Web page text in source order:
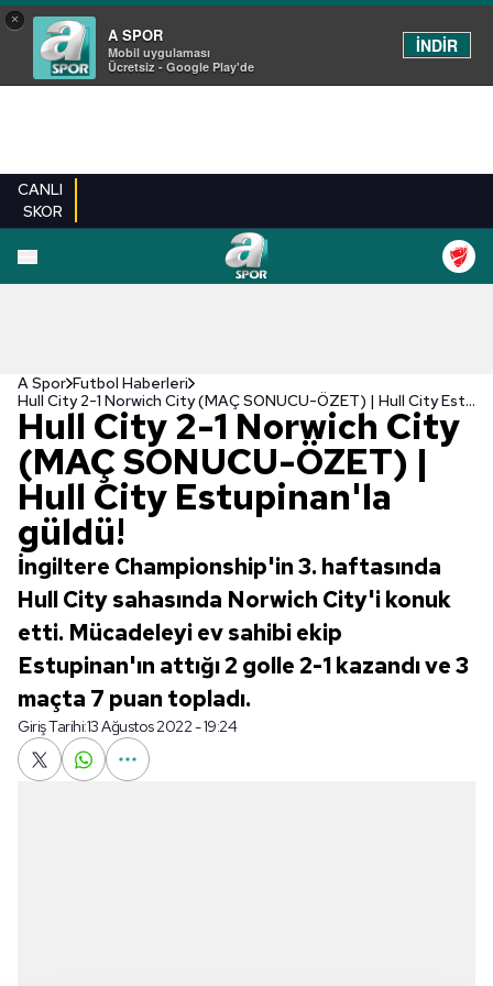
×
A SPOR
Mobil uygulaması
Ücretsiz - Google Play'de
İNDİR
CANLI
SKOR
A Spor Futbol Haberleri
Hull City 2-1 Norwich City (MAÇ SONUCU-ÖZET) | Hull City Estupinan'la güldü!
Hull City 2-1 Norwich City
(MAÇ SONUCU-ÖZET) |
Hull City Estupinan'la
güldü!
İngiltere Championship'in 3. haftasında
Hull City sahasında Norwich City'i konuk
etti. Mücadeleyi ev sahibi ekip
Estupinan'ın attığı 2 golle 2-1 kazandı ve 3
maçta 7 puan topladı.
Giriş Tarihi:13 Ağustos 2022 - 19:24